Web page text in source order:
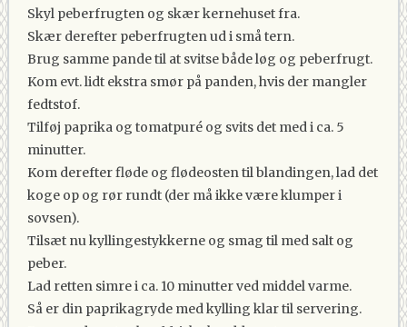
Skyl peberfrugten og skær kernehuset fra.
Skær derefter peberfrugten ud i små tern.
Brug samme pande til at svitse både løg og peberfrugt.
Kom evt. lidt ekstra smør på panden, hvis der mangler
fedtstof.
Tilføj paprika og tomatpuré og svits det med i ca. 5
minutter.
Kom derefter fløde og flødeosten til blandingen, lad det
koge op og rør rundt (der må ikke være klumper i
sovsen).
Tilsæt nu kyllingestykkerne og smag til med salt og
peber.
Lad retten simre i ca. 10 minutter ved middel varme.
Så er din paprikagryde med kylling klar til servering.